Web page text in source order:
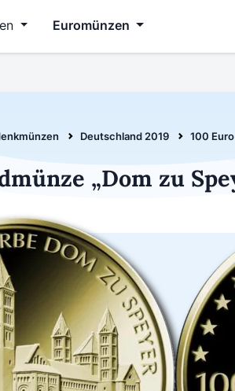
Euromünzen
Deutschland 2019 100
„Dom zu